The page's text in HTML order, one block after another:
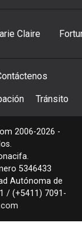
Claire
Tránsito
2006-2026 -
5346433
Autónoma de
/ (+5411) 7091-